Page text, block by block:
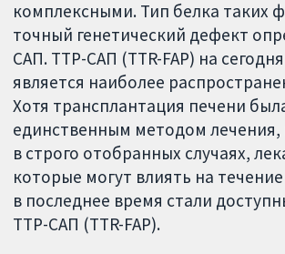
комплексными. Тип белка таких
точный генетический дефект
САП. ТТР-САП (TTR-FAP) на
является наиболее
Хотя трансплантация печени
единственным методом
в строго отобранных случаях,
которые могут влиять на
в последнее время стали
ТТР-САП (TTR-FAP).